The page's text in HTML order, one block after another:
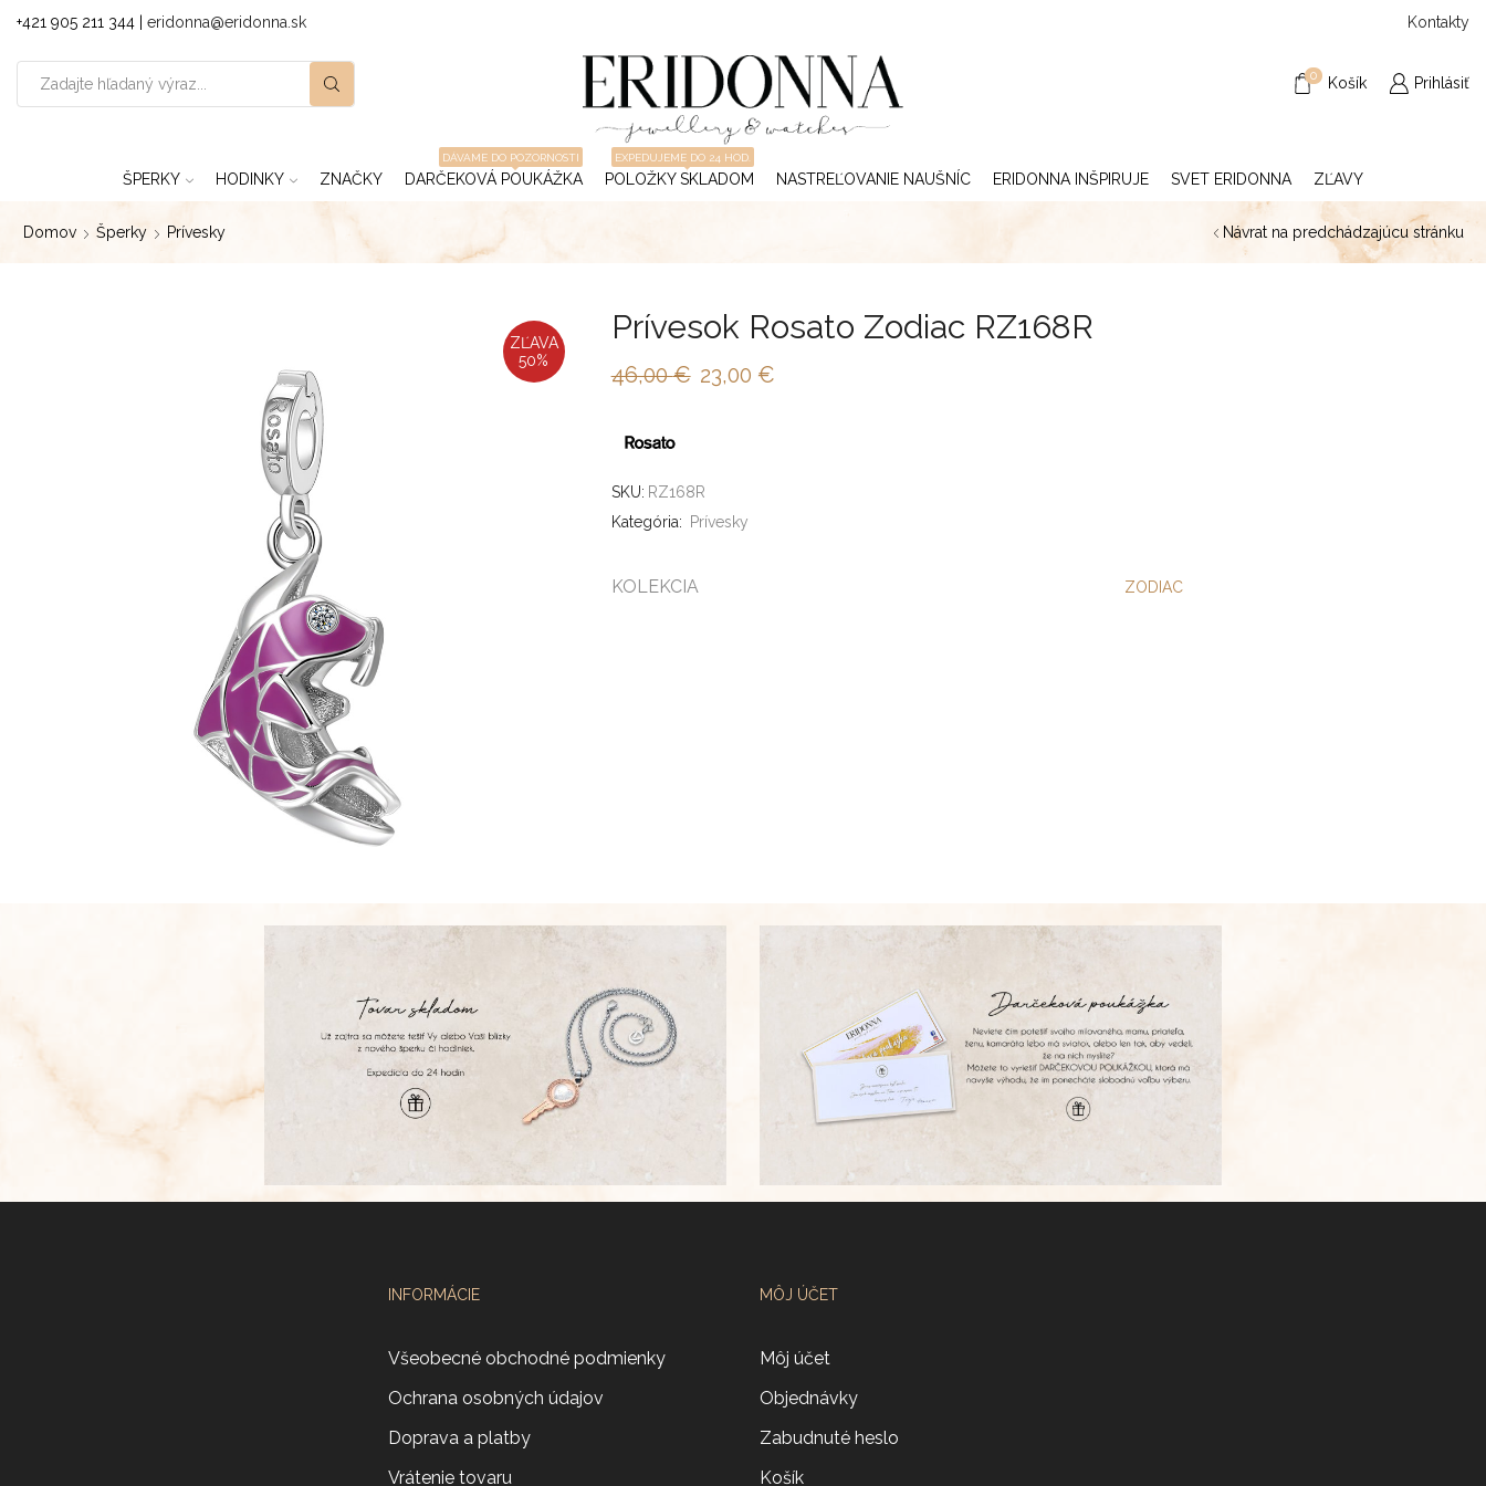
+421 905 211 344 | eridonna@eridonna.sk Kontakty
0 Košík Prihlásiť
ŠPERKY HODINKY ZNAČKY DARČEKOVÁ POUKÁŽKA
DÁVAME DO POZORNOSTI
POLOŽKY SKLADOM
EXPEDUJEME DO 24 HOD.
NASTREĽOVANIE NAUŠNÍC ERIDONNA INŠPIRUJE SVET ERIDONNA ZĽAVY
Domov Šperky Prívesky Návrat na predchádzajúcu stránku
ZĽAVA
50%
Prívesok Rosato Zodiac RZ168R
46,00€ 23,00 €
SKU: RZ168R
Kategória:
Prívesky
KOLEKCIA ZODIAC
INFORMÁCIE
Všeobecné obchodné podmienky
Ochrana osobných údajov
Doprava a platby
Vrátenie tovaru
MÔJ ÚČET
Môj účet
Objednávky
Zabudnuté heslo
Košík